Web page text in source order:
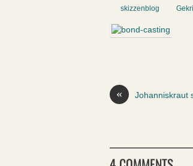
skizzenblog
« Johanniskraut